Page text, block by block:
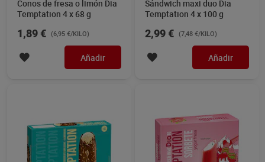
Conos de fresa o limón Dia
Temptation 4 x 68 g
1,89 € (6,95 €/KILO)
Añadir
Sándwich maxi duo Dia
Temptation 4 x 100 g
2,99 € (7,48 €/KILO)
Añadir